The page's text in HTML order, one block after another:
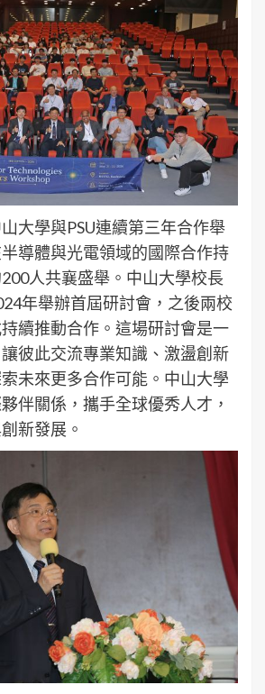
大學與PSU連續第三年合作舉
導體與光電領域的國際合作持
人共襄盛舉。中山大學校長
年舉辦首屆研討會，之後兩校
續推動合作。這場研討會是一
彼此交流專業知識、激盪創新
未來更多合作可能。中山大學
伴關係，攜手全球優秀人才，
新發展。